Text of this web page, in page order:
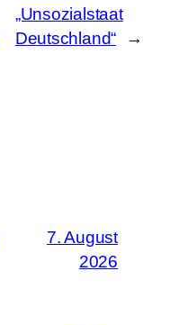
„Unsozialstaat
Deutschland“
→
7. August
2026